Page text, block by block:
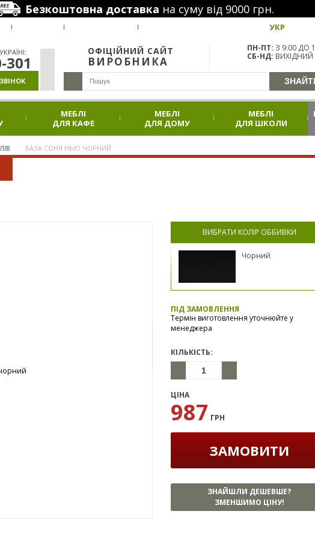
Безкоштовна доставка на суму від 9000 грн.
УКР
301
ОФІЦІЙНИЙ САЙТ
ВИРОБНИКА
ПН-ПТ: З 9:00 ДО
СБ-НД: ВИХІДНИЙ
МЕБЛІ
ДЛЯ КАФЕ
МЕБЛІ
ДЛЯ ДОМУ
МЕБЛІ
ДЛЯ ШКОЛИ
БАЗА СОНЯ НЬЮ ЧОРНИЙ
ВИБРАТИ КОЛІР ОББИВКИ
Чорний
ПІД ЗАМОВЛЕННЯ
Термін виготовлення уточнюйте у
менеджера
КІЛЬКІСТЬ:
ЦІНА
987 ГРН
ЗАМОВИТИ
ЗНАЙШЛИ ДЕШЕВШЕ?
ЗМЕНШИМО ЦІНУ!